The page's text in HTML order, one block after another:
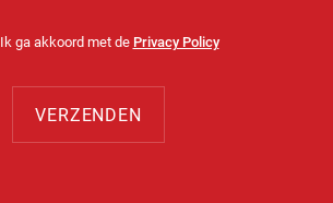
Ik ga akkoord met de Privacy Policy